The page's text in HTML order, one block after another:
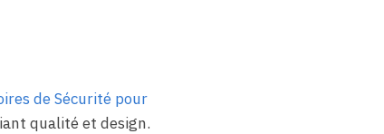
de Sécurité pour
qualité et design.